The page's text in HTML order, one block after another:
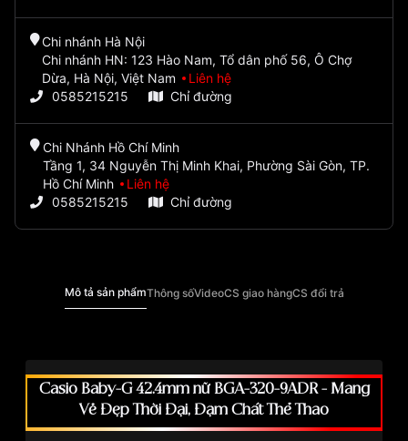
Chi nhánh Hà Nội
Chi nhánh HN: 123 Hào Nam, Tổ dân phố 56, Ô Chợ
Dừa, Hà Nội, Việt Nam
Liên hệ
0585215215
Chỉ đường
Chi Nhánh Hồ Chí Minh
Tầng 1, 34 Nguyễn Thị Minh Khai, Phường Sài Gòn, TP.
Hồ Chí Minh
Liên hệ
0585215215
Chỉ đường
Mô tả sản phẩmThông sốVideoCS giao hàngCS đổi trả
Casio Baby-G 42.4mm nữ BGA-320-9ADR - Mang
Vẻ Đẹp Thời Đại, Đậm Chất Thể Thao